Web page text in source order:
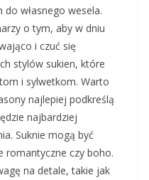
własnego wesela.
o tym, aby w dniu
i czuć się
stylów sukien, które
i sylwetkom. Warto
najlepiej podkreślą
najbardziej
Suknie mogą być
romantyczne czy boho.
na detale, takie jak